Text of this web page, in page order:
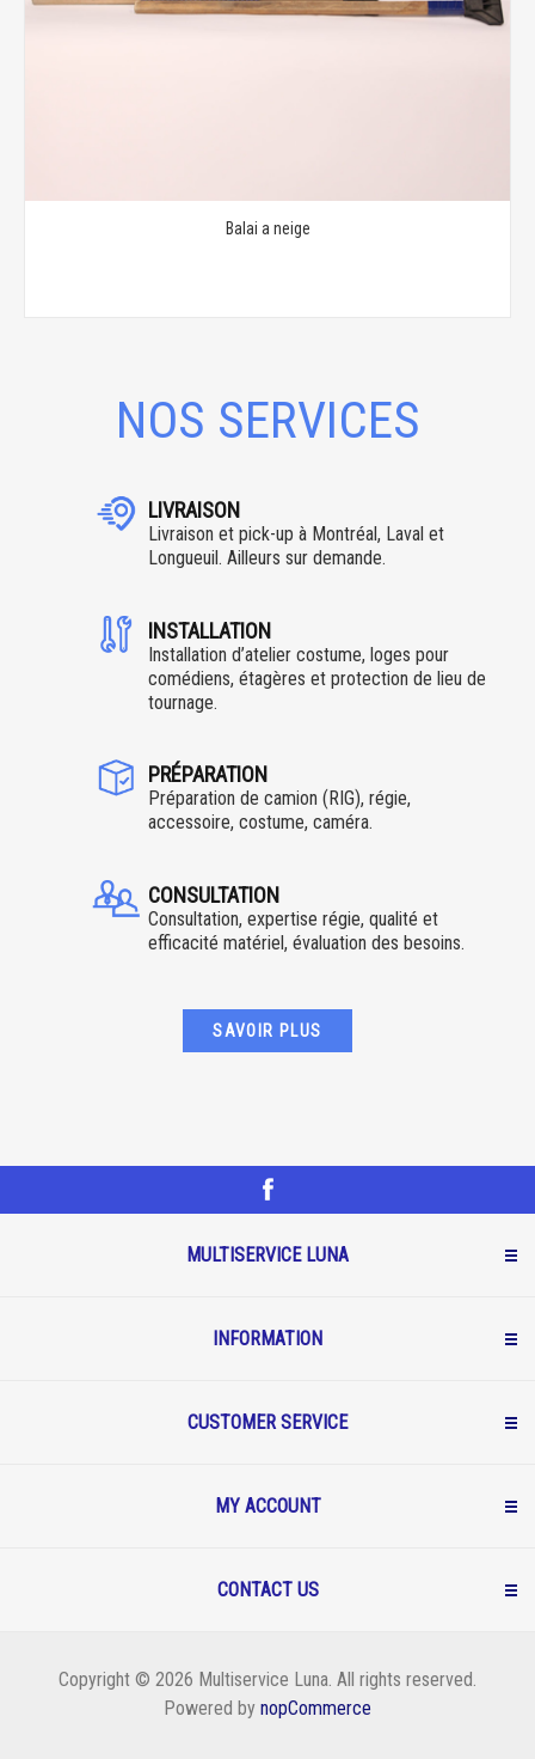
Balai a neige
NOS SERVICES
LIVRAISON
Livraison et pick-up à Montréal, Laval et
Longueuil. Ailleurs sur demande.
INSTALLATION
Installation d’atelier costume, loges pour
comédiens, étagères et protection de lieu de
tournage.
PRÉPARATION
Préparation de camion (RIG), régie,
accessoire, costume, caméra.
CONSULTATION
Consultation, expertise régie, qualité et
efficacité matériel, évaluation des besoins.
SAVOIR PLUS
MULTISERVICE LUNA
INFORMATION
CUSTOMER SERVICE
MY ACCOUNT
CONTACT US
Copyright © 2026 Multiservice Luna. All rights reserved.
Powered by nopCommerce